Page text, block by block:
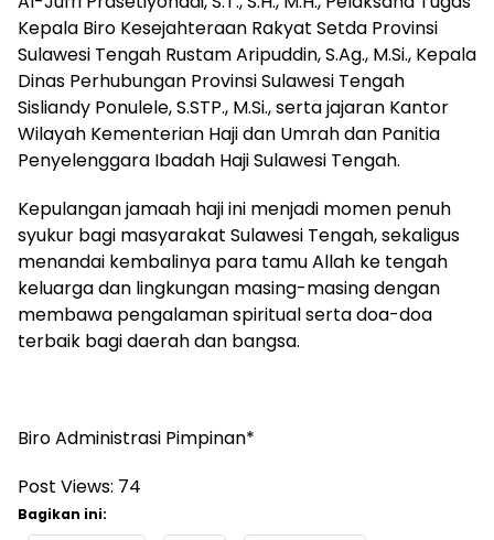
Kepala Biro Kesejahteraan Rakyat Setda Provinsi
Sulawesi Tengah Rustam Aripuddin, S.Ag., M.Si., Kepala
Dinas Perhubungan Provinsi Sulawesi Tengah
Sisliandy Ponulele, S.STP., M.Si., serta jajaran Kantor
Wilayah Kementerian Haji dan Umrah dan Panitia
Penyelenggara Ibadah Haji Sulawesi Tengah.
Kepulangan jamaah haji ini menjadi momen penuh
syukur bagi masyarakat Sulawesi Tengah, sekaligus
menandai kembalinya para tamu Allah ke tengah
keluarga dan lingkungan masing-masing dengan
membawa pengalaman spiritual serta doa-doa
terbaik bagi daerah dan bangsa.
Biro Administrasi Pimpinan*
Post Views: 74
Bagikan ini: